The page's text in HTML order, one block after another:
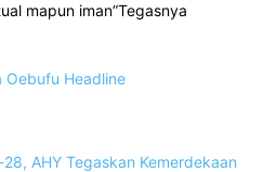
mapun iman”Tegasnya
Oebufu Headline
AHY Tegaskan Kemerdekaan